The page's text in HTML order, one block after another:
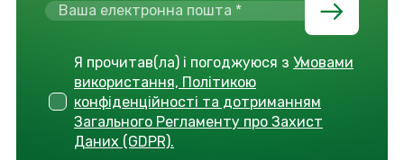
Я прочитав(ла) і погоджуюся з Умовами
використання, Політикою
конфіденційності та дотриманням
Загального Регламенту про Захист
Даних (GDPR).